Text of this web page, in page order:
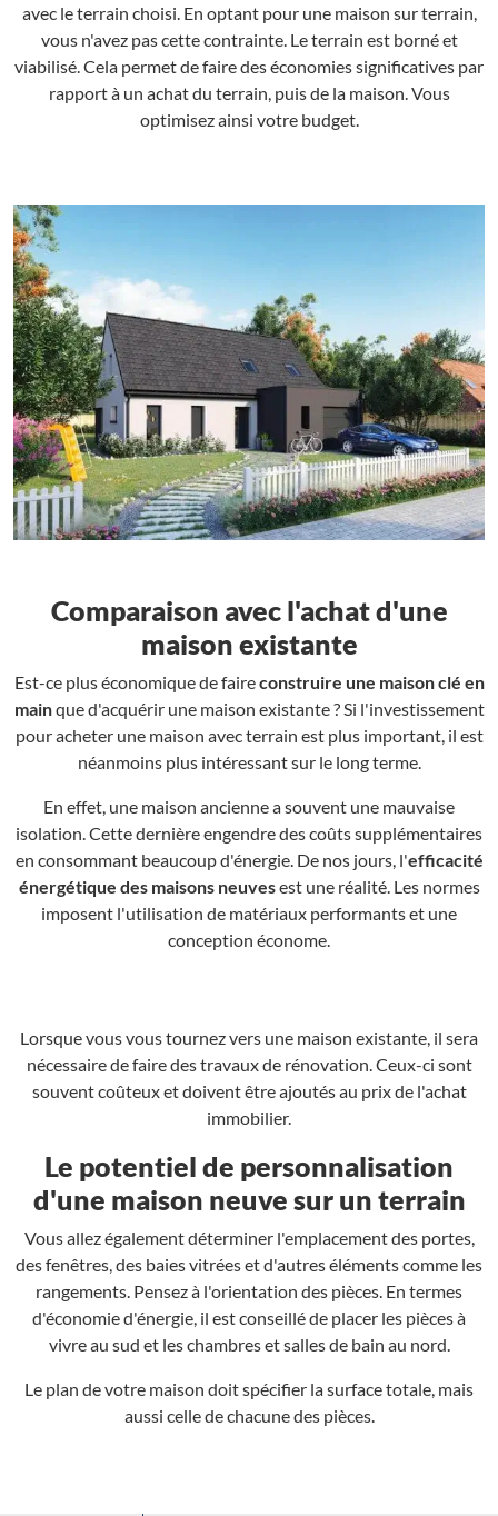
avec le terrain choisi. En optant pour une maison sur terrain,
vous n'avez pas cette contrainte. Le terrain est borné et
viabilisé. Cela permet de faire des économies significatives par
rapport à un achat du terrain, puis de la maison. Vous
optimisez ainsi votre budget.
Comparaison avec l'achat d'une
maison existante
Est-ce plus économique de faireconstruire une maison clé en
mainque d'acquérir une maison existante ? Si l'investissement
pour acheter une maison avec terrain est plus important, il est
néanmoins plus intéressant sur le long terme.
En effet, une maison ancienne a souvent une mauvaise
isolation. Cette dernière engendre des coûts supplémentaires
en consommant beaucoup d'énergie. De nos jours, l'efficacité
énergétique des maisons neuvesest une réalité. Les normes
imposent l'utilisation de matériaux performants et une
conception économe.
Lorsque vous vous tournez vers une maison existante, il sera
nécessaire de faire des travaux de rénovation. Ceux-ci sont
souvent coûteux et doivent être ajoutés au prix de l'achat
immobilier.
Le potentiel de personnalisation
d'une maison neuve sur un terrain
Vous allez également déterminer l'emplacement des portes,
des fenêtres, des baies vitrées et d'autres éléments comme les
rangements. Pensez à l'orientation des pièces. En termes
d'économie d'énergie, il est conseillé de placer les pièces à
vivre au sud et les chambres et salles de bain au nord.
Le plan de votre maison doit spécifier la surface totale, mais
aussi celle de chacune des pièces.